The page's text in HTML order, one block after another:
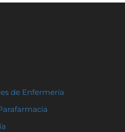
de Enfermería